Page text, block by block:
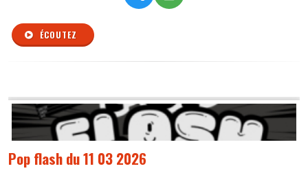
ÉCOUTEZ
Pop flash du 11 03 2026